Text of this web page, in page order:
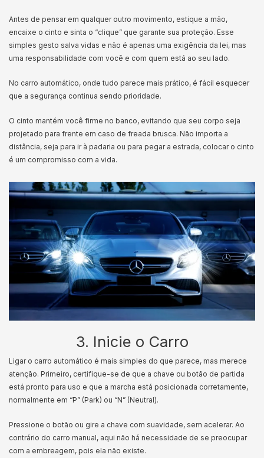
Antes de pensar em qualquer outro movimento, estique a mão,
encaixe o cinto e sinta o “clique” que garante sua proteção. Esse
simples gesto salva vidas e não é apenas uma exigência da lei, mas
uma responsabilidade com você e com quem está ao seu lado.
No carro automático, onde tudo parece mais prático, é fácil esquecer
que a segurança continua sendo prioridade.
O cinto mantém você firme no banco, evitando que seu corpo seja
projetado para frente em caso de freada brusca. Não importa a
distância, seja para ir à padaria ou para pegar a estrada, colocar o cinto
é um compromisso com a vida.
3. Inicie o Carro
Ligar o carro automático é mais simples do que parece, mas merece
atenção. Primeiro, certifique-se de que a chave ou botão de partida
está pronto para uso e que a marcha está posicionada corretamente,
normalmente em “P” (Park) ou “N” (Neutral).
Pressione o botão ou gire a chave com suavidade, sem acelerar. Ao
contrário do carro manual, aqui não há necessidade de se preocupar
com a embreagem, pois ela não existe.